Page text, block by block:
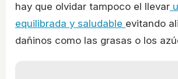
hay que olvidar tampoco el llevar
equilibrada y saludable evitando
dañinos como las grasas o los